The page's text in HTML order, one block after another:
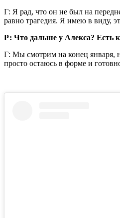
Г: Я рад, что он не был на
равно трагедия. Я имею в виду,
Р: Что дальше у Алекса? Есть
Г: Мы смотрим на конец января,
просто остаюсь в форме и